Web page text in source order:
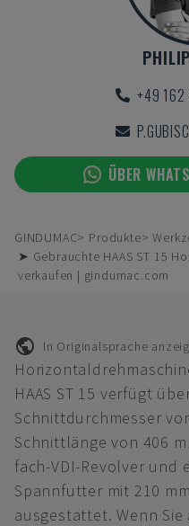
+49 162
ÜBER
GINDUMAC Produkte
➤ Gebrauchte HAAS ST 15
verkaufen | gindumac.com
In Originalsprache
HAAS ST 15 verfügt
Schnittdurchmesser
Schnittlänge von 406
fach-VDI-Revolver und
Spannfutter mit 210
ausgestattet. Wenn